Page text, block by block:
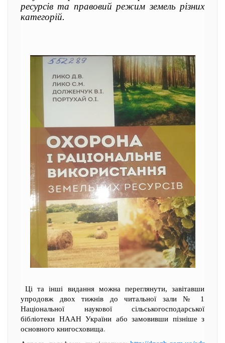
ресурсів та правовий режим земель різних
категорій.
Ці та інші видання можна переглянути, завітавши
упродовж двох тижнів до читальної зали № 1
Національної наукової сільськогосподарської
бібліотеки НААН України або замовивши пізніше з
основного книгосховища.